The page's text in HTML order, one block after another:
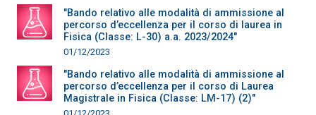
"Bando relativo alle modalità di ammissione al
percorso d’eccellenza per il corso di laurea in
Fisica (Classe: L-30) a.a. 2023/2024"
01/12/2023
"Bando relativo alle modalità di ammissione al
percorso d’eccellenza per il corso di Laurea
Magistrale in Fisica (Classe: LM-17) (2)"